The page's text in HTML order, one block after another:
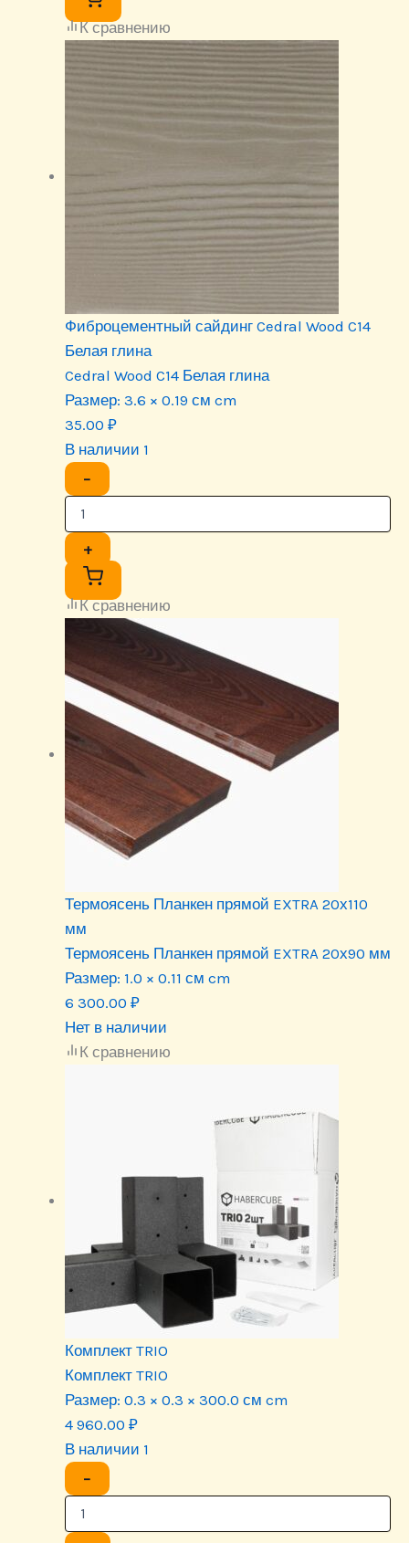
К сравнению
Фиброцементный сайдинг Cedral Wood C14
Белая глина
Cedral Wood C14 Белая глина
Размер: 3.6 × 0.19 см cm
35.00 ₽
В наличии 1
−
+
К сравнению
Термоясень Планкен прямой EXTRA 20х110
мм
Термоясень Планкен прямой EXTRA 20х90 мм
Размер: 1.0 × 0.11 см cm
6 300.00 ₽
Нет в наличии
К сравнению
Комплект TRIO
Комплект TRIO
Размер: 0.3 × 0.3 × 300.0 см cm
4 960.00 ₽
В наличии 1
−